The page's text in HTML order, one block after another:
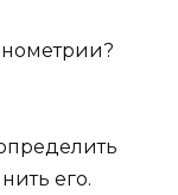
его.